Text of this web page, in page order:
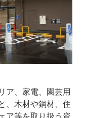
ア、家電、園芸用
、⽊材や鋼材、住